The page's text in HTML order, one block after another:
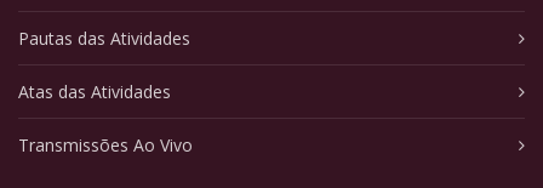
Pautas das Atividades
Atas das Atividades
Transmissões Ao Vivo